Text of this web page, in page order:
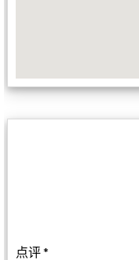
点评*